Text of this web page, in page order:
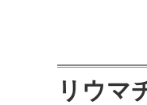
リウマ